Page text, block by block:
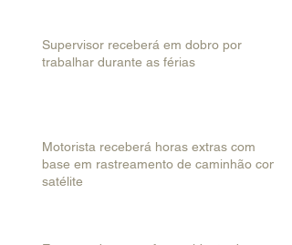
Supervisor receberá em dobro por
trabalhar durante as férias
Motorista receberá horas extras com
base em rastreamento de caminhão com
satélite